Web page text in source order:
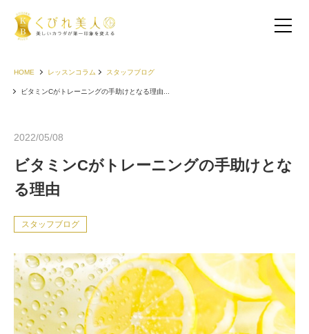
お客様の声（40代）
お客様の声（50代以上）
お客様の声（男性）
HOME レッスンコラム スタッフブログ
ビタミンCがトレーニングの手助けとなる理由...
2022/05/08
ビタミンCがトレーニングの手助けとな
る理由
スタッフブログ